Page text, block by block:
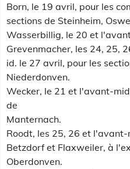
Born, le 19 avril, pour les
sections de Steinheim,
Wasserbillig, le 20 et
Grevenmacher, les 24, 25,
id. le 27 avril, pour les
Niederdonven.
Wecker, le 21 et l'avant-
de
Manternach.
Roodt, les 25, 26 et
Betzdorf et Flaxweiler, à
Oberdonven.